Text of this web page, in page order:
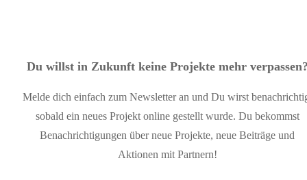
Du willst in Zukunft keine Projekte mehr
Melde dich einfach zum Newsletter an und Du wirst
sobald ein neues Projekt online gestellt wurde. Du bekommst
Benachrichtigungen über neue Projekte, neue Beiträge und
Aktionen mit Partnern!